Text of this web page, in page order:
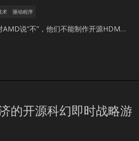
术 驱动程序
说“不”，他们不能制作开源HDM…
的开源科幻即时战略游